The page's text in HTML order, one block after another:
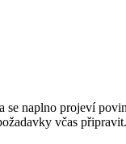
naplno projeví
včas připravit.